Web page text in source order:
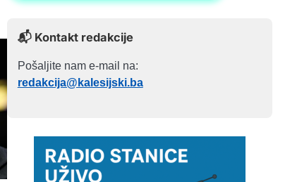
📬 Kontakt redakcije
Pošaljite nam e-mail na:
redakcija@kalesijski.ba